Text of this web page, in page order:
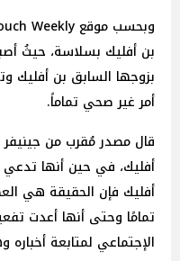
بن أفليك بسلاسة، حيثُ
بزوجها السابق بن أفليك
أمر غير صحي تماماً.
قال مصدر مُقرب من جينيفر
أفليك، في حين أنها
أفليك فإن الحقيقة هي
تمامًا وحتى أنها أعدت
الإجتماعي لمتابعة